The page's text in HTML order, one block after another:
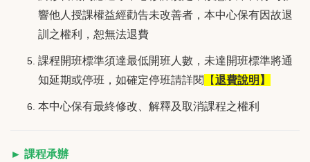
響他人授課權益經勸告未改善者，本中心保有因故退
訓之權利，恕無法退費
課程開班標準須達最低開班人數，未達開班標準將通
知延期或停班，如確定停班請詳閱
【退費說明 】
本中心保有最終修改、解釋及取消課程之權利
► 課程承辦